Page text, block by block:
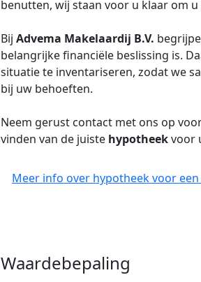
benutten, wij staan voor u klaar om
Bij Advema Makelaardij B.V.
belangrijke financiële beslissing is.
situatie te inventariseren, zodat we
bij uw behoeften.
Neem gerust contact met ons op
vinden van de juiste hypotheekvoor
Meer info over hypotheek voor
Waardebepaling